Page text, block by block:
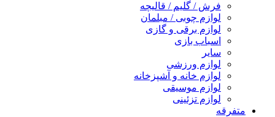
فرش / گلیم / قالیچه
لوازم چوبی / مبلمان
لوازم برقی و گازی
اسباب بازی
سایر
لوازم ورزشی
لوازم خانه و آشپزخانه
لوازم موسیقی
لوازم تزئینی
متفرقه